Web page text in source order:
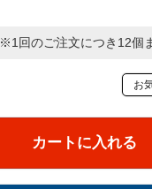
※1回のご注文につき12個
お
カートに入れる